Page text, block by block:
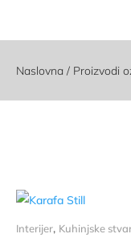
Naslovna / Proizvodi
Interijer, Kuhinjske